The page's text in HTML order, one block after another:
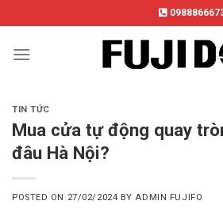
to
content
TIN TỨC
Mua cửa tự động quay
đâu Hà Nội?
POSTED ON 27/02/2024 BY ADMIN FUJIFO